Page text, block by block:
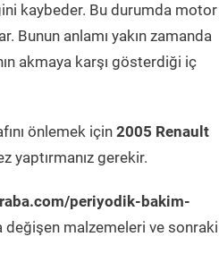
kaybeder. Bu durumda
anlamı yakın zamanda
akmaya karşı gösterdiği iç
önlemek için 2005 Renault
yaptırmanız gerekir.
periyodik-bakim-
değişen malzemeleri ve sonraki